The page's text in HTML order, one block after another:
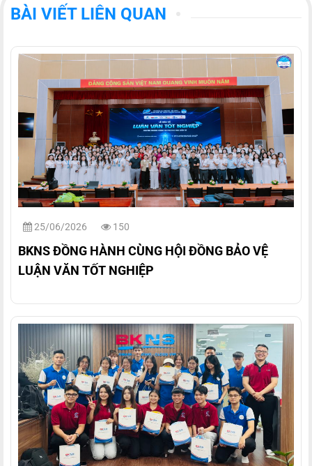
BÀI VIẾT LIÊN QUAN
25/06/2026 150
BKNS ĐỒNG HÀNH CÙNG HỘI ĐỒNG BẢO VỆ
LUẬN VĂN TỐT NGHIỆP